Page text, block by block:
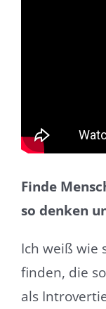
Finde
so denken
Ich weiß wie
finden, die
als